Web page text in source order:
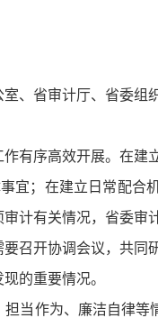
、省审计厅、省委组
有序高效开展。在建
宜；在建立日常配合
计有关情况，省委审
召开协调会议，共同
的重要情况。
当作为、廉洁自律等